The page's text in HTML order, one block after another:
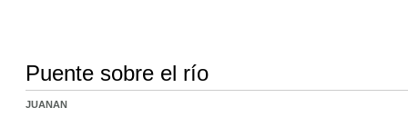
Puente sobre el río
JUANAN